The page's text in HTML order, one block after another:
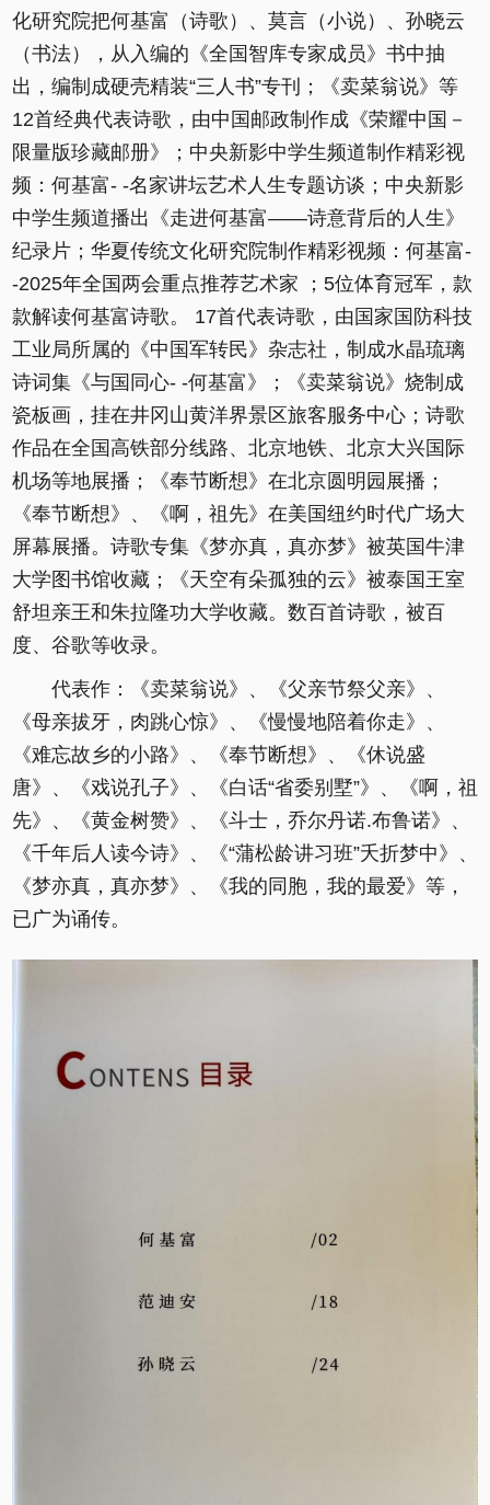
化研究院把何基富（诗歌）、莫言（小说）、孙晓云
（书法），从入编的《全国智库专家成员》书中抽
出，编制成硬壳精装“三人书”专刊；《卖菜翁说》等
12首经典代表诗歌，由中国邮政制作成《荣耀中国－
限量版珍藏邮册》；中央新影中学生频道制作精彩视
频：何基富- -名家讲坛艺术人生专题访谈；中央新影
中学生频道播出《走进何基富——诗意背后的人生》
纪录片；华夏传统文化研究院制作精彩视频：何基富-
-2025年全国两会重点推荐艺术家 ；5位体育冠军，款
款解读何基富诗歌。 17首代表诗歌，由国家国防科技
工业局所属的《中国军转民》杂志社，制成水晶琉璃
诗词集《与国同心- -何基富》；《卖菜翁说》烧制成
瓷板画，挂在井冈山黄洋界景区旅客服务中心；诗歌
作品在全国高铁部分线路、北京地铁、北京大兴国际
机场等地展播；《奉节断想》在北京圆明园展播；
《奉节断想》、《啊，祖先》在美国纽约时代广场大
屏幕展播。诗歌专集《梦亦真，真亦梦》被英国牛津
大学图书馆收藏；《天空有朵孤独的云》被泰国王室
舒坦亲王和朱拉隆功大学收藏。数百首诗歌，被百
度、谷歌等收录。
代表作：《卖菜翁说》、《父亲节祭父亲》、
《母亲拔牙，肉跳心惊》、《慢慢地陪着你走》、
《难忘故乡的小路》、《奉节断想》、《休说盛
唐》、《戏说孔子》、《白话“省委别墅”》、《啊，祖
先》、《黄金树赞》、《斗士，乔尔丹诺.布鲁诺》、
《千年后人读今诗》、《“蒲松龄讲习班”夭折梦中》、
《梦亦真，真亦梦》、《我的同胞，我的最爱》等，
已广为诵传。